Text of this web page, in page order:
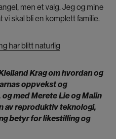
men et valg. Jeg og mine
vi skal bli en komplett familie.
har blitt naturlig
Krag om hvordan og
oppvekst og
med Merete Lie og Malin
av reproduktiv teknologi,
betyr for likestilling og